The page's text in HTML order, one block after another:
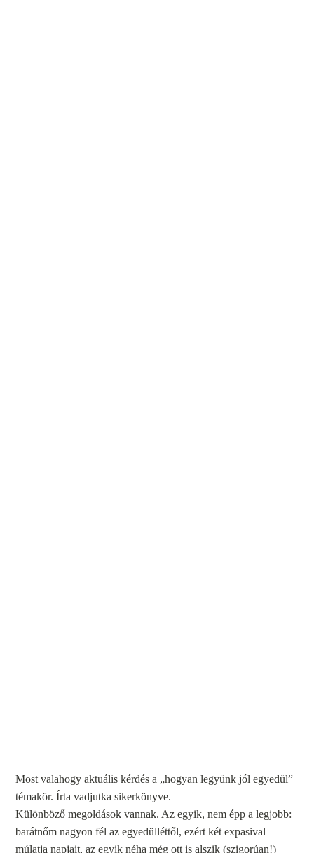
Most valahogy aktuális kérdés a „hogyan legyünk jól egyedül”
témakör. Írta vadjutka sikerkönyve.
Különböző megoldások vannak. Az egyik, nem épp a legjobb:
barátnőm nagyon fél az egyedülléttől, ezért két expasival
múlatja napjait, az egyik néha még ott is alszik (szigorúan!)